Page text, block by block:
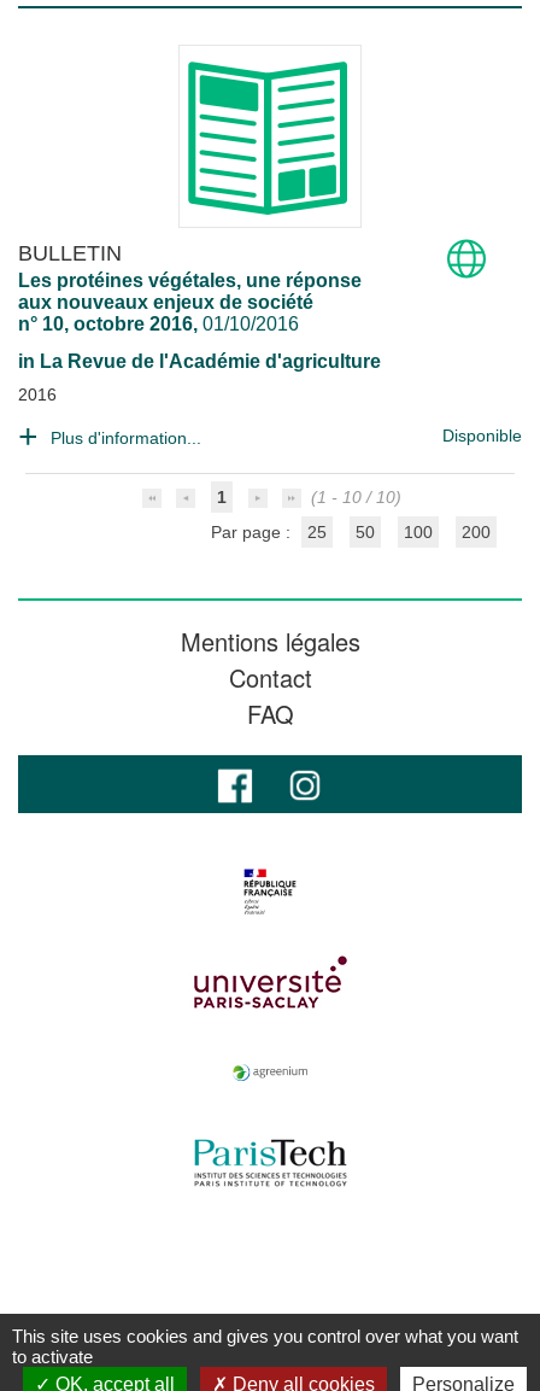
BULLETIN
Les protéines végétales, une réponse
aux nouveaux enjeux de société
n° 10, octobre 2016, 01/10/2016
in La Revue de l'Académie d'agriculture
2016
Plus d'information... Disponible
1
(1 - 10 / 10)
Par page :
25 50 100 200
Mentions légales
Contact
FAQ
This site uses cookies and gives you control over what you want
to activate
OK, accept all
Deny all cookies Personalize